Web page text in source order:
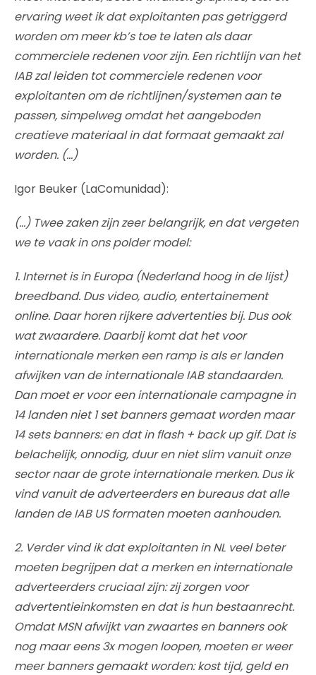
ervaring weet ik dat exploitanten pas getriggerd
worden om meer kb’s toe te laten als daar
commerciele redenen voor zijn. Een richtlijn van het
IAB zal leiden tot commerciele redenen voor
exploitanten om de richtlijnen/systemen aan te
passen, simpelweg omdat het aangeboden
creatieve materiaal in dat formaat gemaakt zal
worden. (…)
Igor Beuker (LaComunidad):
(…) Twee zaken zijn zeer belangrijk, en dat vergeten
we te vaak in ons polder model:
1. Internet is in Europa (Nederland hoog in de lijst)
breedband. Dus video, audio, entertainement
online. Daar horen rijkere advertenties bij. Dus ook
wat zwaardere. Daarbij komt dat het voor
internationale merken een ramp is als er landen
afwijken van de internationale IAB standaarden.
Dan moet er voor een internationale campagne in
14 landen niet 1 set banners gemaat worden maar
14 sets banners: en dat in flash + back up gif. Dat is
belachelijk, onnodig, duur en niet slim vanuit onze
sector naar de grote internationale merken. Dus ik
vind vanuit de adverteerders en bureaus dat alle
landen de IAB US formaten moeten aanhouden.
2. Verder vind ik dat exploitanten in NL veel beter
moeten begrijpen dat a merken en internationale
adverteerders cruciaal zijn: zij zorgen voor
advertentieinkomsten en dat is hun bestaanrecht.
Omdat MSN afwijkt van zwaartes en banners ook
nog maar eens 3x mogen loopen, moeten er weer
meer banners gemaakt worden: kost tijd, geld en